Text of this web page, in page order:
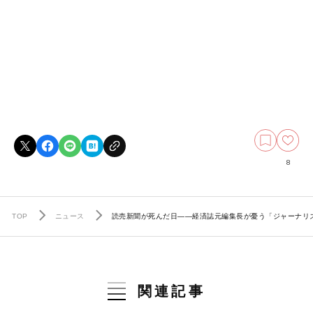
8
TOP ニュース 読売新聞が死んだ日――経済誌元編集長が憂う「ジャーナリ
関連記事